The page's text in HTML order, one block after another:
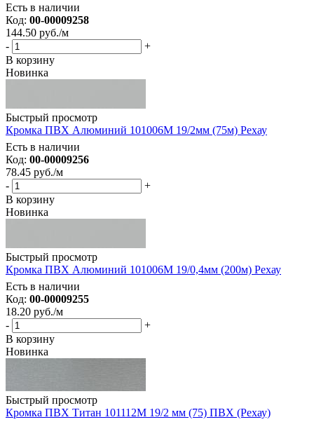
Есть в наличии
Код: 00-00009258
144.50 руб./м
-
+
В корзину
Новинка
Быстрый просмотр
Кромка ПВХ Алюминий 101006М 19/2мм (75м) Рехау
Есть в наличии
Код: 00-00009256
78.45 руб./м
-
+
В корзину
Новинка
Быстрый просмотр
Кромка ПВХ Алюминий 101006М 19/0,4мм (200м) Рехау
Есть в наличии
Код: 00-00009255
18.20 руб./м
-
+
В корзину
Новинка
Быстрый просмотр
Кромка ПВХ Титан 101112M 19/2 мм (75) ПВХ (Рехау)